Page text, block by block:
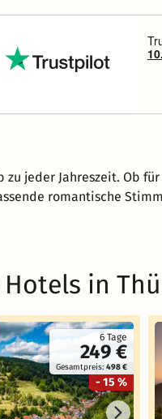
jeder Jahreszeit. Ob
romantische
in
6 Tage
249 €
Gesamtpreis: 498 €
- 15 %